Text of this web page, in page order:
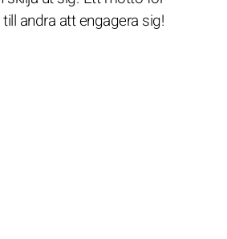
andra att engagera sig!